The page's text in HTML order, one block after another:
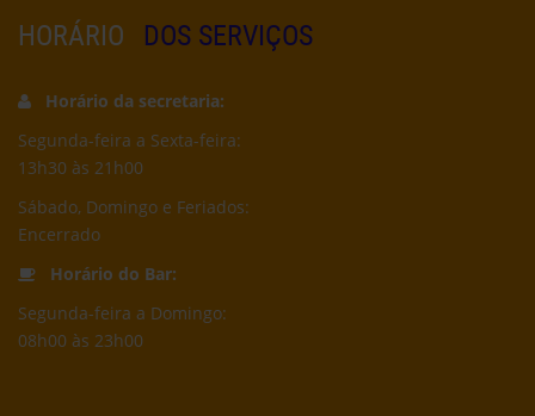
HORÁRIO DOS SERVIÇOS
Horário da secretaria:
Segunda-feira a Sexta-feira:
13h30 às 21h00
Sábado, Domingo e Feriados:
Encerrado
Horário do Bar:
Segunda-feira a Domingo:
08h00 às 23h00